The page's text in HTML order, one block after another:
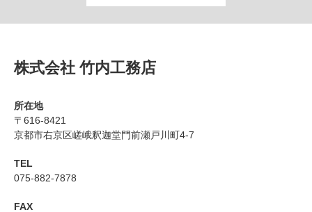
株式会社 竹内工務店
所在地
〒616-8421
京都市右京区嵯峨釈迦堂門前瀬戸川町4-7
TEL
075-882-7878
FAX